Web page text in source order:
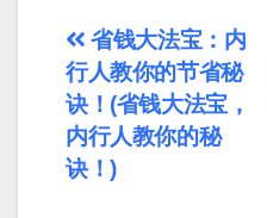
文
章
导
航
省钱大法宝：内
行人教你的节省秘
诀！(省钱大法宝，
内行人教你的秘
诀！)